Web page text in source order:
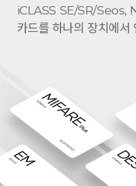
iCLASS SE/SR/Seos,
카드를 하나의 장치에서